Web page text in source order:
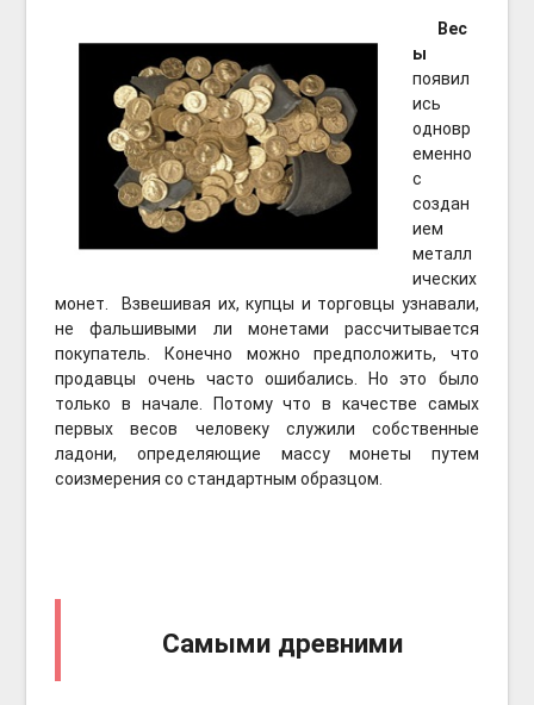
Вес
ы
появил
ись
одновр
еменно
с
создан
ием
металл
ических
монет. Взвешивая их, купцы и торговцы узнавали,
не фальшивыми ли монетами рассчитывается
покупатель. Конечно можно предположить, что
продавцы очень часто ошибались. Но это было
только в начале. Потому что в качестве самых
первых весов человеку служили собственные
ладони, определяющие массу монеты путем
соизмерения со стандартным образцом.
Самыми древними